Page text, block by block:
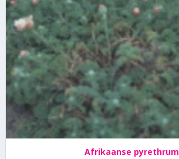
Afrikaanse pyrethrum